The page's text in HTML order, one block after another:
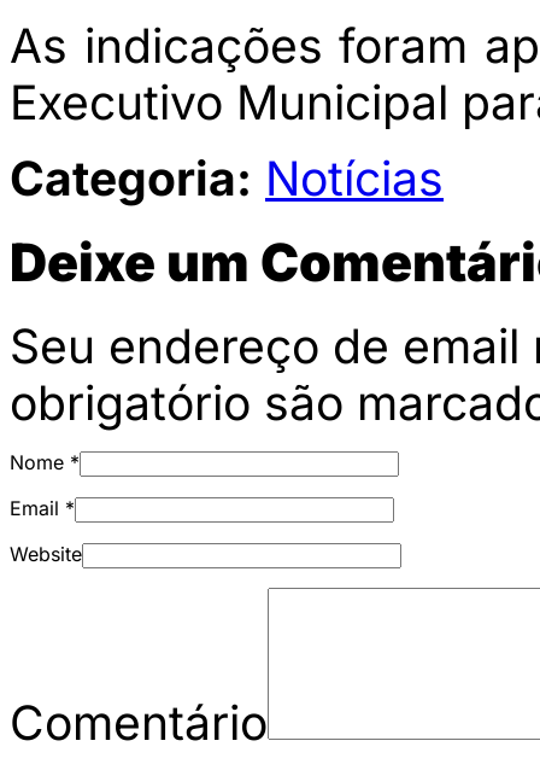
As indicações foram
Executivo Municipal
Categoria: Notícias
Deixe um
Seu endereço de
obrigatório são
Nome *
Email *
Website
Comentário